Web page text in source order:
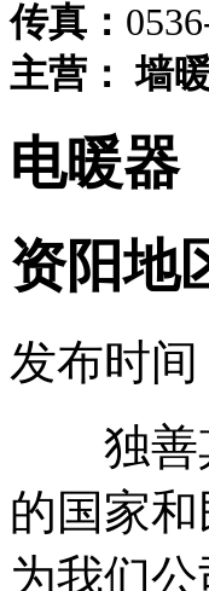
传真：
主营： 墙
电暖器
资阳地
发布时
独善其
的国家
为我们